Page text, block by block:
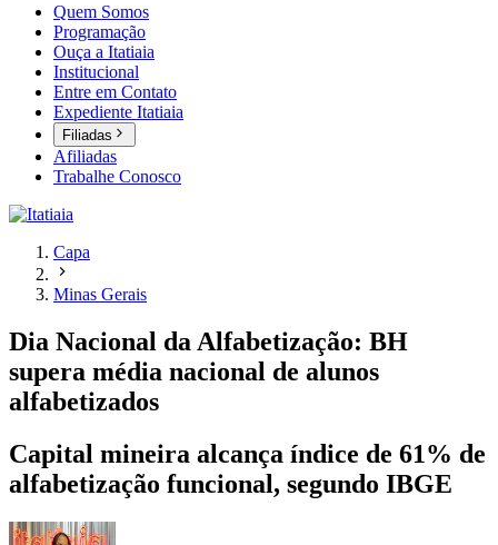
Quem Somos
Programação
Ouça a Itatiaia
Institucional
Entre em Contato
Expediente Itatiaia
Filiadas
Afiliadas
Trabalhe Conosco
Capa
Minas Gerais
Dia Nacional da Alfabetização: BH
supera média nacional de alunos
alfabetizados
Capital mineira alcança índice de 61% de
alfabetização funcional, segundo IBGE